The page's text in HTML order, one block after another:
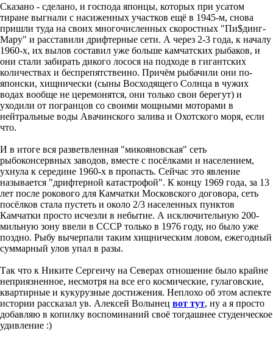
Сказано - сделано, и господа японцы, которых при усатом
тиране выгнали с насиженных участков ещё в 1945-м, снова
пришли туда на своих многочисленных скоростных "Пи$динг-
Мару" и расставили дрифтерные сети. А через 2-3 года, к началу
1960-х, их вылов составил уже больше камчатских рыбаков, и
они стали забирать дикого лосося на подходе в гигантских
количествах и беспрепятственно. Причём рыбачили они по-
японски, хищнически (сыны Восходящего Солнца в чужих
водах вообще не церемонятся, они только свои берегут) и
уходили от погранцов со своими мощными моторами в
нейтральные воды Авачинского залива и Охотского моря, если
что.
И в итоге вся разветвленная "микояновская" сеть
рыбоконсервных заводов, вместе с посёлками и населением,
ухнула к середине 1960-х в пропасть. Сейчас это явление
называется "дрифтерной катастрофой". К концу 1969 года, за 13
лет после рокового для Камчатки Московского договора, сеть
посёлков стала пустеть и около 2/3 населенных пунктов
Камчатки просто исчезли в небытие. А исключительную 200-
мильную зону ввели в СССР только в 1976 году, но было уже
поздно. Рыбу вычерпали таким хищническим ловом, ежегодный
суммарный улов упал в разы.
Так что к Никите Сергеичу на Северах отношение было крайне
неприязненное, несмотря на все его космические, гулаговские,
квартирные и кукурузные достижения. Неплохо об этом аспекте
истории рассказал ув. Алексей Волынец вот тут, ну а я просто
добавляю в копилку воспоминаний своё тогдашнее студенческое
удивление :)